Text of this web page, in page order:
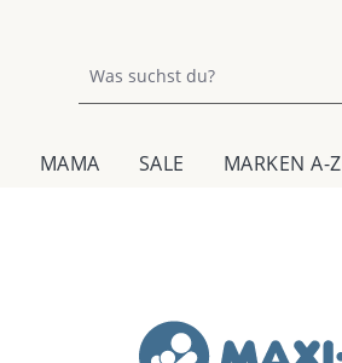
MAMA SALE MARKEN A-Z